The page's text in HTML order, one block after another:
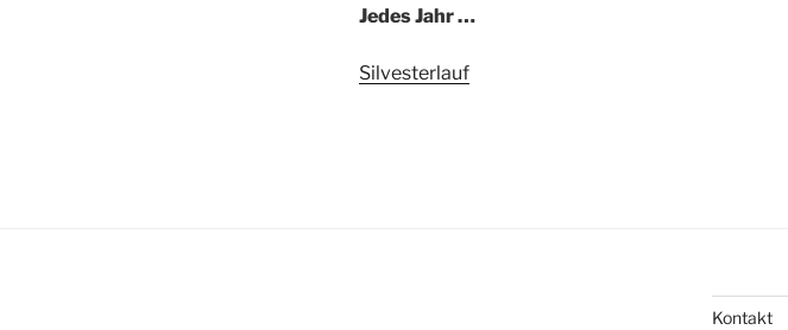
Jedes Jahr …
Silvesterlauf
Kontakt